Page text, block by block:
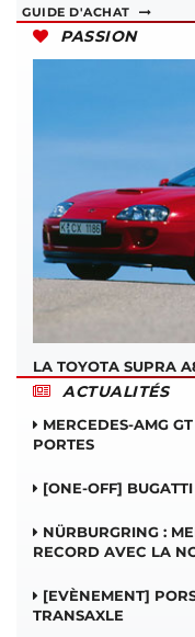
GUIDE D'ACHAT
PASSION
LA TOYOTA SUPRA
ACTUALITÉS
MERCEDES-AMG
PORTES
[ONE-OFF]
NÜRBURGRING :
RECORD AVEC LA
[EVÈNEMENT]
TRANSAXLE